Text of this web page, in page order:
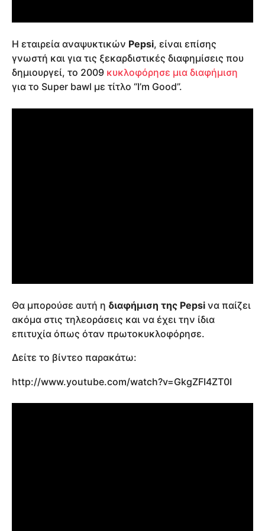
Η εταιρεία αναψυκτικών Pepsi, είναι επίσης
γνωστή και για τις ξεκαρδιστικές διαφημίσεις που
δημιουργεί, το 2009 κυκλοφόρησε μια διαφήμιση
για το Super bawl με τίτλο “I’m Good”.
Θα μπορούσε αυτή η διαφήμιση της Pepsi να παίζει
ακόμα στις τηλεοράσεις και να έχει την ίδια
επιτυχία όπως όταν πρωτοκυκλοφόρησε.
Δείτε το βίντεο παρακάτω:
http://www.youtube.com/watch?v=GkgZFI4ZT0I